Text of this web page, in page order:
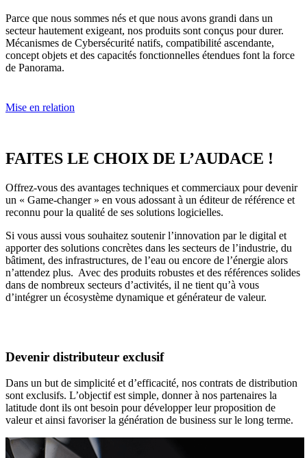
Parce que nous sommes nés et que nous avons grandi dans un
secteur hautement exigeant, nos produits sont conçus pour durer.
Mécanismes de Cybersécurité natifs, compatibilité ascendante,
concept objets et des capacités fonctionnelles étendues font la force
de Panorama.
Mise en relation
FAITES LE CHOIX DE L’AUDACE !
Offrez-vous des avantages techniques et commerciaux pour devenir
un « Game-changer » en vous adossant à un éditeur de référence et
reconnu pour la qualité de ses solutions logicielles.
Si vous aussi vous souhaitez soutenir l’innovation par le digital et
apporter des solutions concrètes dans les secteurs de l’industrie, du
bâtiment, des infrastructures, de l’eau ou encore de l’énergie alors
n’attendez plus. Avec des produits robustes et des références solides
dans de nombreux secteurs d’activités, il ne tient qu’à vous
d’intégrer un écosystème dynamique et générateur de valeur.
Devenir distributeur exclusif
Dans un but de simplicité et d’efficacité, nos contrats de distribution
sont exclusifs. L’objectif est simple, donner à nos partenaires la
latitude dont ils ont besoin pour développer leur proposition de
valeur et ainsi favoriser la génération de business sur le long terme.